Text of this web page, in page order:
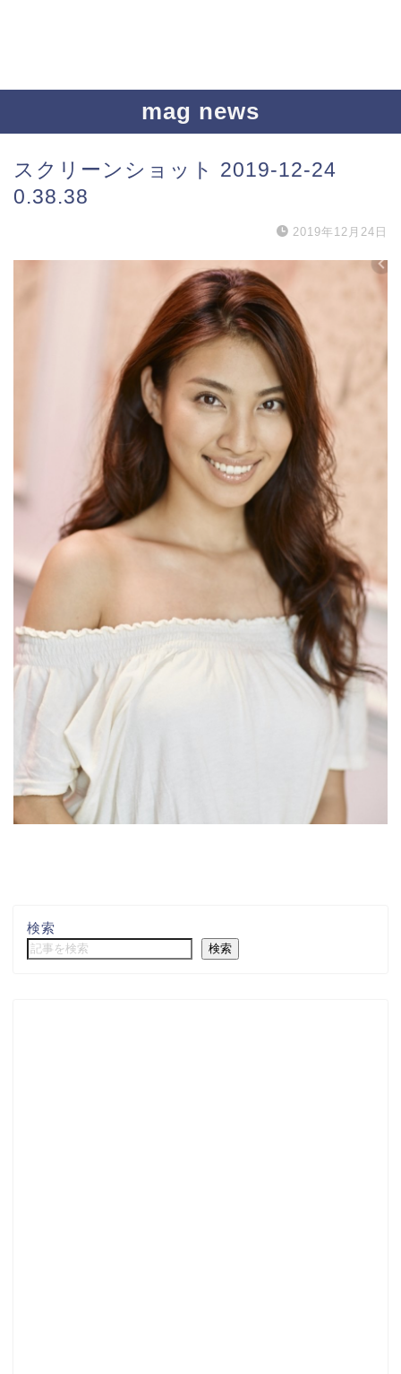
mag news
スクリーンショット 2019-12-24
0.38.38
2019年12月24日
検索
検索